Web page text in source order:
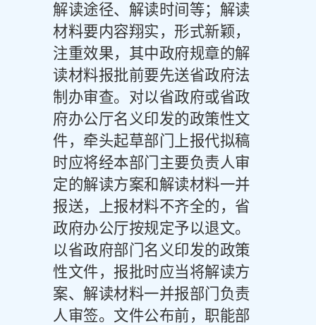
解读途径、解读时间等；解读
材料要内容翔实，形式新颖，
注重效果，其中政府规章的解
读材料报批前要先送省政府法
制办审查。对以省政府或省政
府办公厅名义印发的政策性文
件，牵头起草部门上报代拟稿
时应将经本部门主要负责人审
定的解读方案和解读材料一并
报送，上报材料不齐全的，省
政府办公厅按规定予以退文。
以省政府部门名义印发的政策
性文件，报批时应当将解读方
案、解读材料一并报部门负责
人审签。文件公布前，职能部